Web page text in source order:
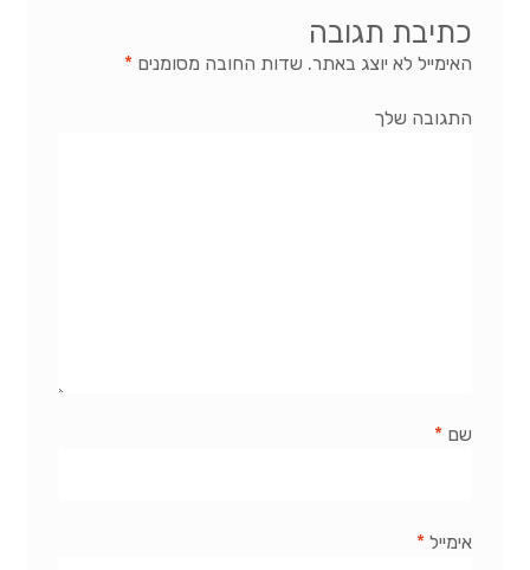
כתיבת תגובה
האימייל לא יוצג באתר. שדות החובה מסומנים *
התגובה שלך
שם *
אימייל *